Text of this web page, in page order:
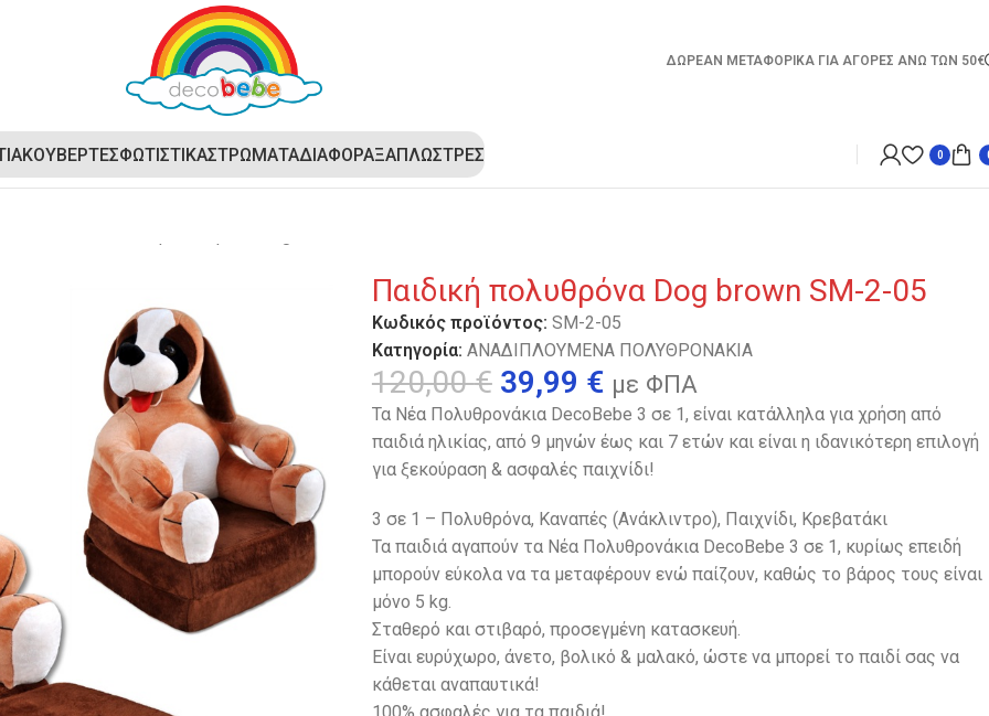
ΔΩΡΕΑΝ ΜΕΤΑΦΟΡΙΚΑ ΓΙΑ ΑΓΟΡΕΣ ΑΝΩ ΤΩΝ 50€
ΚΟΥΒΕΡΤΕΣΦΩΤΙΣΤΙΚΑΣΤΡΩΜΑΤΑΔΙΑΦΟΡΑΞΑΠΛΩΣΤΡΕΣ 0
Παιδική πολυθρόνα Dog brown SM-2-05
Κωδικός προϊόντος: SM-2-05
Κατηγορία: ΑΝΑΔΙΠΛΟΥΜΕΝΑ ΠΟΛΥΘΡΟΝΑΚΙΑ
120,00€ 39,99 € με ΦΠΑ
Τα Νέα Πολυθρονάκια DecoBebe 3 σε 1, είναι κατάλληλα για χρήση από
παιδιά ηλικίας, από 9 μηνών έως και 7 ετών και είναι η ιδανικότερη επιλογή
για ξεκούραση & ασφαλές παιχνίδι!
3 σε 1 – Πολυθρόνα, Καναπές (Ανάκλιντρο), Παιχνίδι, Κρεβατάκι
Τα παιδιά αγαπούν τα Νέα Πολυθρονάκια DecoBebe 3 σε 1, κυρίως επειδή
μπορούν εύκολα να τα μεταφέρουν ενώ παίζουν, καθώς το βάρος τους είναι
μόνο 5 kg.
Σταθερό και στιβαρό, προσεγμένη κατασκευή.
Eίναι ευρύχωρο, άνετο, βολικό & μαλακό, ώστε να μπορεί το παιδί σας να
κάθεται αναπαυτικά!
100% ασφαλές για τα παιδιά!